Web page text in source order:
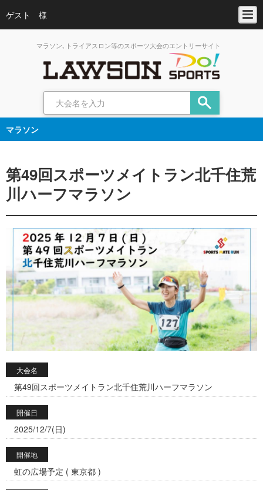
ゲスト 様
マラソン､トライアスロン等のスポーツ大会のエントリーサイト
マラソン
第49回スポーツメイトラン北千住荒
川ハーフマラソン
大会名
第49回スポーツメイトラン北千住荒川ハーフマラソン
開催日
2025/12/7(日)
開催地
虹の広場予定 ( 東京都 )